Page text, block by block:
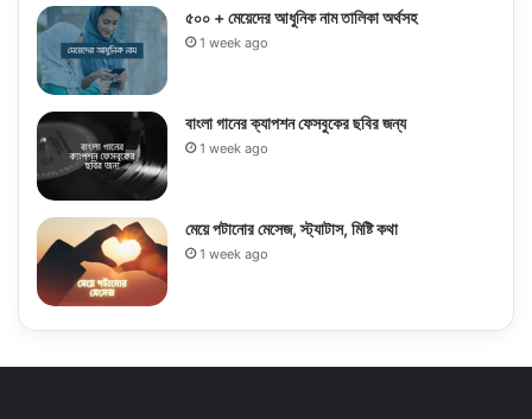
৫০০ + মেয়েদের আধুনিক নাম তালিকা অর্থসহ
1 week ago
বাংলা গানের ক্যাপশন ফেসবুকের ছবির জন্য
1 week ago
মেয়ে পটানোর মেসেজ, স্ট্যাটাস, মিষ্টি কথা
1 week ago